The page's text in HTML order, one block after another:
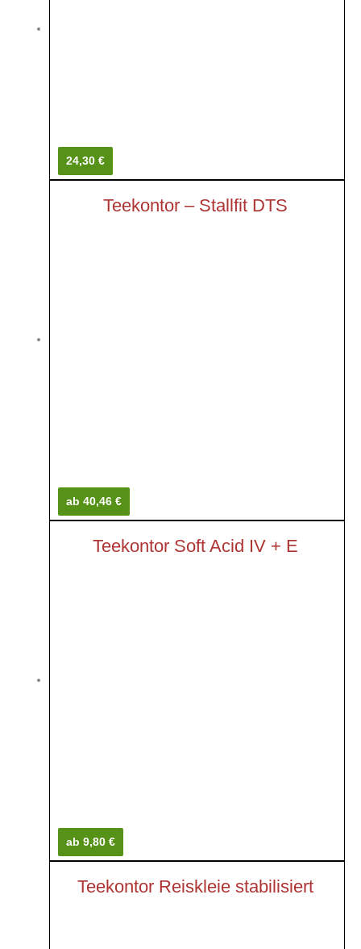
24,30 €
Teekontor – Stallfit DTS
ab 40,46 €
Teekontor Soft Acid IV + E
ab 9,80 €
Teekontor Reiskleie stabilisiert